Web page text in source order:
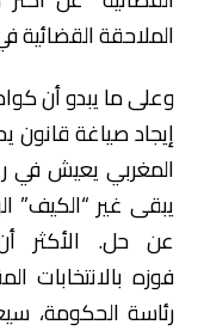
الملاحقة القضائية
وعلى ما يبدو أن
إيجاد صياغة قانون
المغربي يعيش في
يبقى غير “الكيف”
عن حل. الأكثر
فوزه بالانتخابات
رئاسة الحكومة،